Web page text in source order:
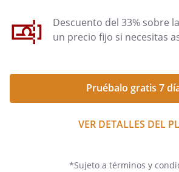
Descuento del 33% sobre
un precio fijo si necesitas
Pruébalo gratis 7
VER DETALLES DEL
*Sujeto a términos y